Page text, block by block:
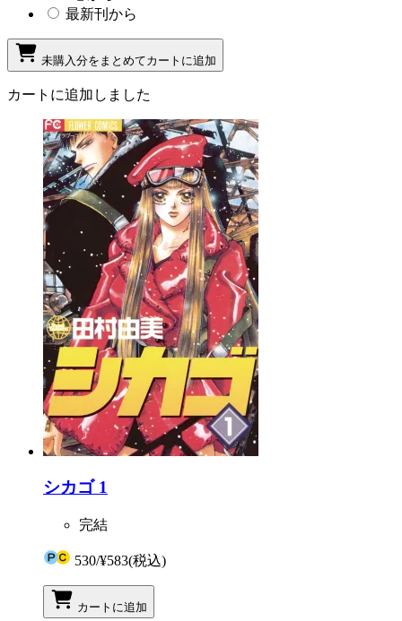
最新刊から
未購入分をまとめてカートに追加
カートに追加しました
シカゴ 1
完結
530/¥583(税込)
カートに追加